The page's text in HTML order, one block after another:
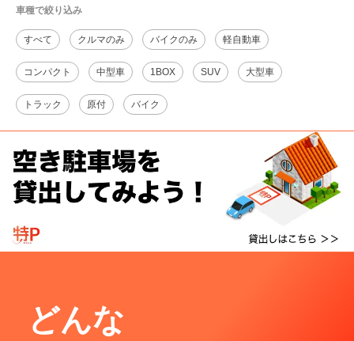
車種で絞り込み
すべて クルマのみ バイクのみ 軽自動車
コンパクト 中型車 1BOX SUV 大型車
トラック 原付 バイク
どんな